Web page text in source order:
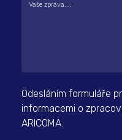
Vaše zpráva...:
Odesláním formuláře
informacemi o
ARICOMA.